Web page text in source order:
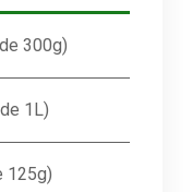
300g)
1L)
125g)